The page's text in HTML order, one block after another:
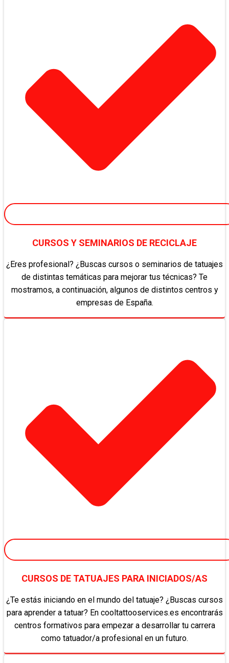
CURSOS Y SEMINARIOS DE RECICLAJE
¿Eres profesional? ¿Buscas cursos o seminarios de tatuajes
de distintas temáticas para mejorar tus técnicas? Te
mostramos, a continuación, algunos de distintos centros y
empresas de España.
CURSOS DE TATUAJES PARA INICIADOS/AS
¿Te estás iniciando en el mundo del tatuaje? ¿Buscas cursos
para aprender a tatuar? En cooltattooservices.es encontrarás
centros formativos para empezar a desarrollar tu carrera
como tatuador/a profesional en un futuro.